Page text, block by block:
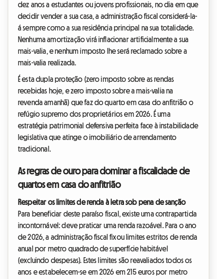
dez anos a estudantes ou jovens profissionais, no dia em que
decidir vender a sua casa, a administração fiscal considerá-la-
á sempre como a sua residência principal na sua totalidade.
Nenhuma amortização virá inflacionar artificialmente a sua
mais-valia, e nenhum imposto lhe será reclamado sobre a
mais-valia realizada.
É esta dupla proteção (zero imposto sobre as rendas
recebidas hoje, e zero imposto sobre a mais-valia na
revenda amanhã) que faz do quarto em casa do anfitrião o
refúgio supremo dos proprietários em 2026. É uma
estratégia patrimonial defensiva perfeita face à instabilidade
legislativa que atinge o imobiliário de arrendamento
tradicional.
As regras de ouro para dominar a fiscalidade de
quartos em casa do anfitrião
Respeitar os limites de renda à letra sob pena de sanção
Para beneficiar deste paraíso fiscal, existe uma contrapartida
incontornável: deve praticar uma renda razoável. Para o ano
de 2026, a administração fiscal fixou limites estritos de renda
anual por metro quadrado de superfície habitável
(excluindo despesas). Estes limites são reavaliados todos os
anos e estabelecem-se em 2026 em 215 euros por metro